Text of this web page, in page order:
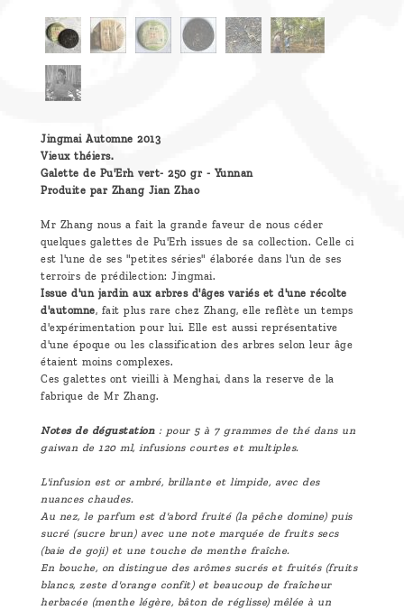
Jingmai Automne 2013
Vieux théiers.
Galette de Pu'Erh vert- 250 gr - Yunnan
Produite par Zhang Jian Zhao
Mr Zhang nous a fait la grande faveur de nous céder
quelques galettes de Pu'Erh issues de sa collection. Celle ci
est l'une de ses "petites séries" élaborée dans l'un de ses
terroirs de prédilection: Jingmai.
Issue d'un jardin aux arbres d'âges variés et d'une récolte
d'automne, fait plus rare chez Zhang, elle reflète un temps
d'expérimentation pour lui. Elle est aussi représentative
d'une époque ou les classification des arbres selon leur âge
étaient moins complexes.
Ces galettes ont vieilli à Menghai, dans la reserve de la
fabrique de Mr Zhang.
Notes de dégustation: pour 5 à 7 grammes de thé dans un
gaiwan de 120 ml, infusions courtes et multiples.
L'infusion est or ambré, brillante et limpide, avec des
nuances chaudes.
Au nez, le parfum est d'abord fruité (la pêche domine) puis
sucré (sucre brun) avec une note marquée de fruits secs
(baie de goji) et une touche de menthe fraîche.
En bouche, on distingue des arômes sucrés et fruités (fruits
blancs, zeste d'orange confit) et beaucoup de fraîcheur
herbacée (menthe légère, bâton de réglisse) mêlée à un